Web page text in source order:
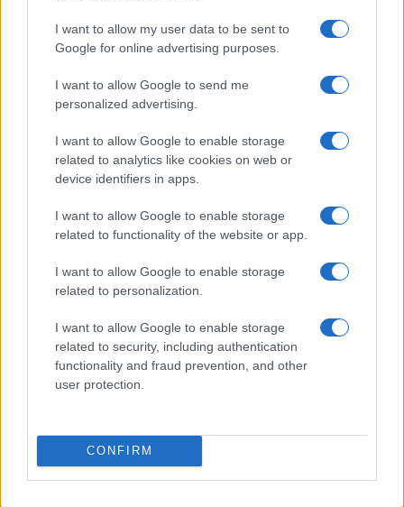
I want to allow my user data to be sent to
Google for online advertising purposes.
I want to allow Google to send me
personalized advertising.
I want to allow Google to enable storage
related to analytics like cookies on web or
device identifiers in apps.
I want to allow Google to enable storage
related to functionality of the website or app.
I want to allow Google to enable storage
related to personalization.
I want to allow Google to enable storage
related to security, including authentication
functionality and fraud prevention, and other
user protection.
CONFIRM
Continua a leggere
SERVIZI PER LE AZIENDE